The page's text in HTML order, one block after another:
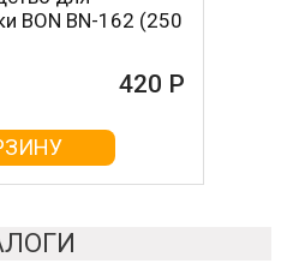
BON BN-162 (250
420 Р
BON BN-603